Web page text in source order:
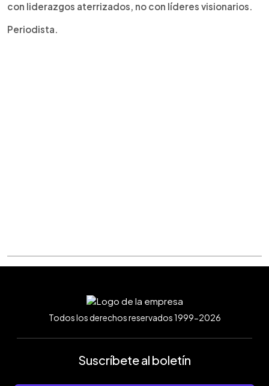
con liderazgos aterrizados, no con líderes visionarios.
Periodista.
Todos los derechos reservados 1999-2026
Suscríbete al boletín